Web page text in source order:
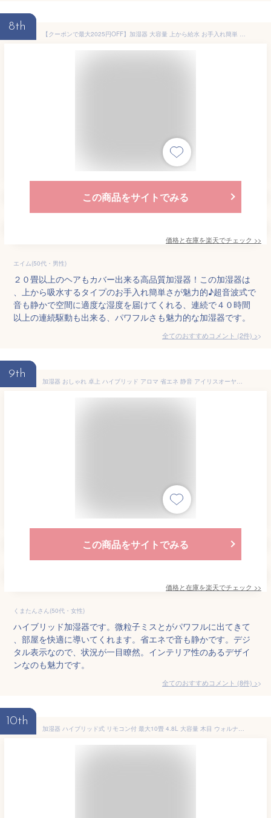
8th
【クーポンで最大2025円OFF】加湿器 大容量 上から給水 お手入れ簡単 卓上 超音波式 最大300ml/h 4.3L 28畳 26dB 静音 43時間連続稼働 ミスト量3段階 空焚き防止 水漏れ防止 次亜塩素酸水対応 乾燥対策 省エネ 秋 冬 寝室 オフィス リビング
この商品をサイトでみる
価格と在庫を楽天でチェック >>
エイム(50代・男性)
２０畳以上のヘアもカバー出来る高品質加湿器！この加湿器は
、上から吸水するタイプのお手入れ簡単さが魅力的♪超音波式で
音も静かで空間に適度な湿度を届けてくれる、連続で４０時間
以上の連続駆動も出来る、パワフルさも魅力的な加湿器です。
全てのおすすめコメント (2件) >
9th
加湿器 おしゃれ 卓上 ハイブリッド アロマ 省エネ 静音 アイリスオーヤマ ハイブリッド加湿器 黒 加湿機 超音波 超音波式 加熱式 かわいい お手入れ簡単 小型 コンパクト 寝室 ベッドサイド 木目 かしつき PH-UH35
この商品をサイトでみる
価格と在庫を楽天でチェック >>
くまたんさん(50代・女性)
ハイブリッド加湿器です。微粒子ミスとがパワフルに出てきて
、部屋を快適に導いてくれます。省エネで音も静かです。デジ
タル表示なので、状況が一目瞭然。インテリア性のあるデザイ
ンなのも魅力です。
全てのおすすめコメント (8件) >
10th
加湿器 ハイブリッド式 リモコン付 最大10畳 4.8L 大容量 木目 ウォルナット 小型 タッチセンサー 湿度設定 加湿量3段階調整 タイマー機能 卓上 アロマ加湿器 静音 乾燥対策 保湿 送料無料 NBD003WN